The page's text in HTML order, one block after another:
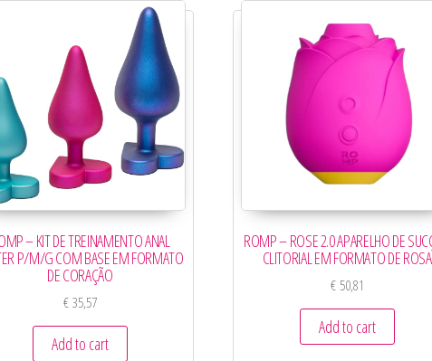
– KIT DE TREINAMENTO ANAL
P/M/G COM BASE EM FORMATO
DE CORAÇÃO
€35,57
Add to cart
ROMP – ROSE 2.0 APARELHO DE
CLITORIAL EM FORMATO DE ROSA
€50,81
Add to cart